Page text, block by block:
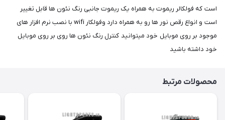
است که فولکالر ریموت به همراه یک ریموت جانبی رنگ نئون ها قابل تغییر
است و انواع رقص نور ها رو به همراه دارد وفولکار wifi با نصب نرم افزار های
موجود بر روی موبایل خود میتوانید کنترل رنگ نئون ها روی بر روی موبایل
خود داشته باشید
محصولات مرتبط